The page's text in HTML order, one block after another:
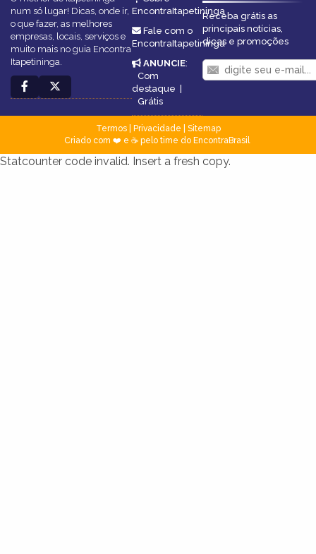
num só lugar! Dicas, onde ir,
o que fazer, as melhores
empresas, locais, serviços e
muito mais no guia Encontra
Itapetininga.
EncontraItapetininga
Fale com o
EncontraItapetininga
ANUNCIE:
Com
destaque |
Grátis
Receba grátis as
principais notícias,
dicas e promoções
Termos| Privacidade
Sitemap
Criado com ❤️ e ☕ pelo time do EncontraBrasil
Statcounter code invalid. Insert a fresh copy.